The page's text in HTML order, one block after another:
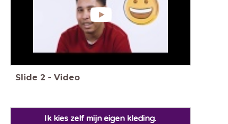
Slide 2 - Video
Ik kies zelf mijn eigen kleding.